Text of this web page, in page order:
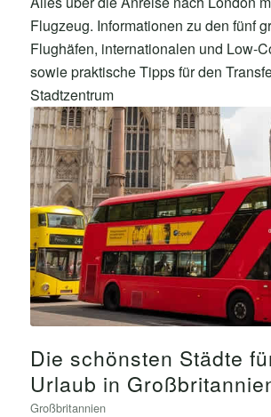
Flugzeug. Informationen zu den fünf
Flughäfen, internationalen und Low-
sowie praktische Tipps für den
Stadtzentrum
Die schönsten Städte
Urlaub in
Großbritannien